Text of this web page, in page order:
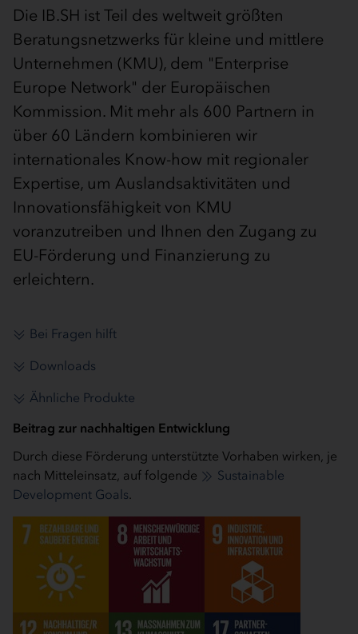
Die IB.SH ist Teil des weltweit größten
Beratungsnetzwerks für kleine und mittlere
Unternehmen (KMU), dem "Enterprise
Europe Network" der Europäischen
Kommission. Mit mehr als 600 Partnern in
über 60 Ländern kombinieren wir
internationales Know-how mit regionaler
Expertise, um Auslandsaktivitäten und
Innovationsfähigkeit von KMU
voranzutreiben und Ihnen den Zugang zu
EU-Förderung und Finanzierung zu
erleichtern.
Bei Fragen hilft
Downloads
Ähnliche Produkte
Beitrag zur nachhaltigen Entwicklung
Durch diese Förderung unterstützte Vorhaben wirken, je
nach Mitteleinsatz, auf folgende
Sustainable
Development Goals